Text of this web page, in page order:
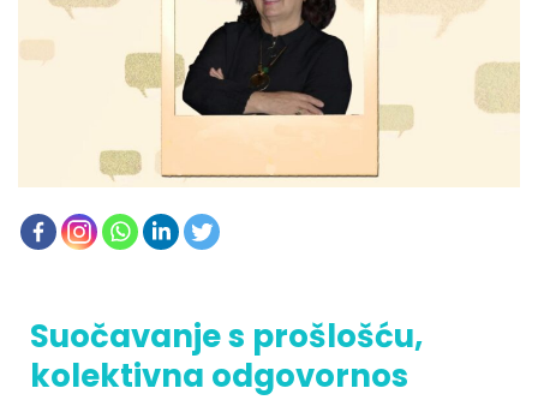
Suočavanje s prošlošću,
kolektivna odgovornos